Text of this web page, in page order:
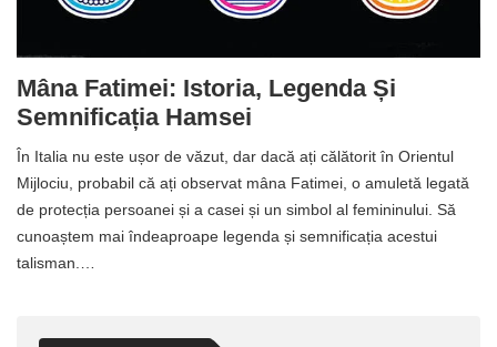
Mâna Fatimei: Istoria, Legenda Și
Semnificația Hamsei
În Italia nu este ușor de văzut, dar dacă ați călătorit în Orientul
Mijlociu, probabil că ați observat mâna Fatimei, o amuletă legată
de protecția persoanei și a casei și un simbol al femininului. Să
cunoaștem mai îndeaproape legenda și semnificația acestui
talisman.…